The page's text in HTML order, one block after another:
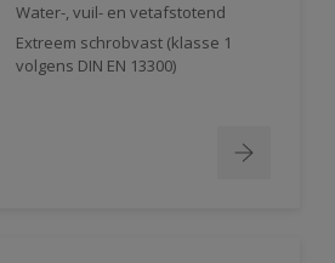
Water-, vuil- en vetafstotend
Extreem schrobvast (klasse 1
volgens DIN EN 13300)